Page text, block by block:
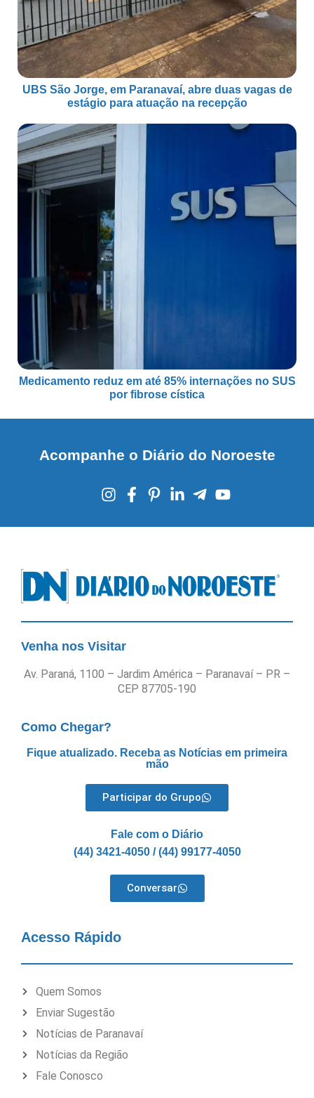
UBS São Jorge, em Paranavaí, abre duas vagas de
estágio para atuação na recepção
Medicamento reduz em até 85% internações no SUS
por fibrose cística
Acompanhe o Diário do Noroeste
Venha nos Visitar
Av. Paraná, 1100 – Jardim América – Paranavaí – PR –
CEP 87705-190
Como Chegar?
Fique atualizado. Receba as Notícias em primeira
mão
Participar do Grupo
Fale com o Diário
(44) 3421-4050 / (44) 99177-4050
Conversar
Acesso Rápido
Quem Somos
Enviar Sugestão
Notícias de Paranavaí
Notícias da Região
Fale Conosco